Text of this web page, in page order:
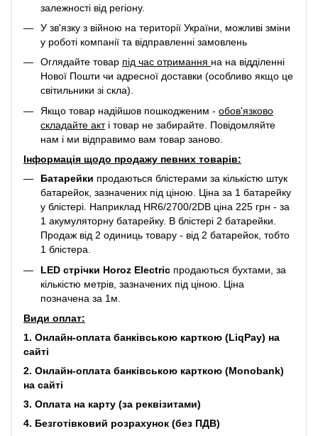
залежності від регіону.
У зв'язку з війною на території України, можливі зміни
у роботі компанії та відправленні замовлень
Оглядайте товар під час отримання на на відділенні
Нової Пошти чи адресної доставки (особливо якщо це
світильники зі скла).
Якщо товар надійшов пошкодженим - обов'язково
складайте акт і товар не забирайте. Повідомляйте
нам і ми відправимо вам товар заново.
Інформація щодо продажу певних товарів:
Батарейки продаються блістерами за кількістю штук
батарейок, зазначених під ціною. Ціна за 1 батарейку
у блістері. Наприклад HR6/2700/2DB ціна 225 грн - за
1 акумуляторну батарейку. В блістері 2 батарейки.
Продаж від 2 одиниць товару - від 2 батарейок, тобто
1 блістера.
LED стрічки Horoz Electric продаються бухтами, за
кількістю метрів, зазначених під ціною. Ціна
позначена за 1м.
Види оплат:
1. Онлайн-оплата банківською карткою (LiqPay) на
сайті
2. Онлайн-оплата банківською карткою (Monobank)
на сайті
3. Оплата на карту (за реквізитами)
4. Безготівковий розрахунок (без ПДВ)